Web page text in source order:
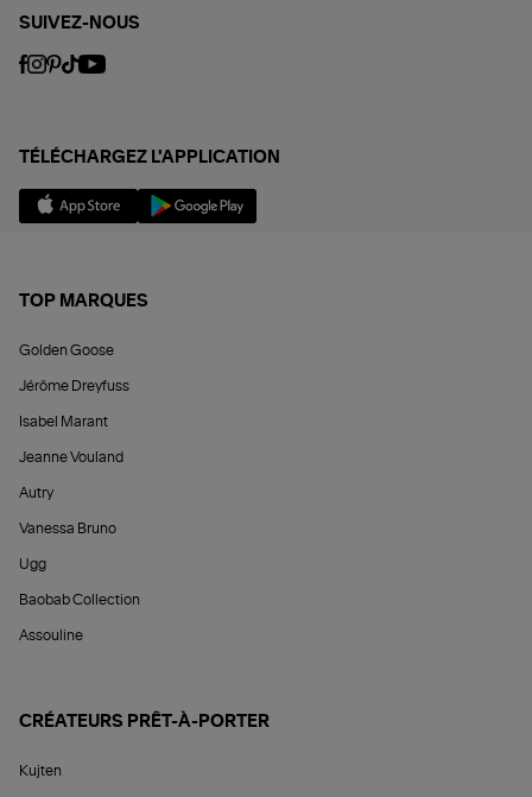
SUIVEZ-NOUS
TÉLÉCHARGEZ L'APPLICATION
TOP MARQUES
Golden Goose
Jérôme Dreyfuss
Isabel Marant
Jeanne Vouland
Autry
Vanessa Bruno
Ugg
Baobab Collection
Assouline
CRÉATEURS PRÊT-À-PORTER
Kujten